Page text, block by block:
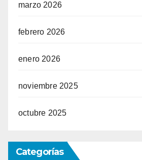
marzo 2026
febrero 2026
enero 2026
noviembre 2025
octubre 2025
Categorías